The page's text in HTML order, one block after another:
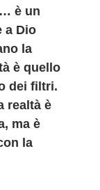
è un
a Dio
la
è quello
dei filtri.
realtà è
ma è
la